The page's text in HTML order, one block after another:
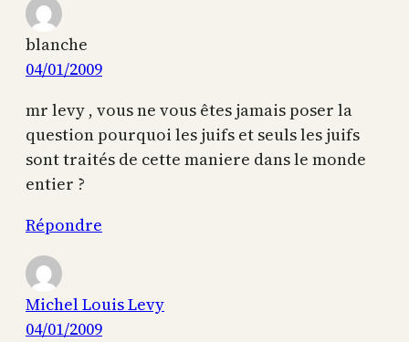
blanche
04/01/2009
mr levy , vous ne vous êtes jamais poser la
question pourquoi les juifs et seuls les juifs
sont traités de cette maniere dans le monde
entier ?
Répondre
Michel Louis Levy
04/01/2009